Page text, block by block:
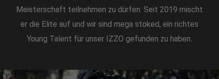
Meisterschaft teilnehmen zu dürfen. Seit 2019 mischt
er die Elite auf und wir sind mega stoked, ein richtes
Young Talent für unser IZZO gefunden zu haben.